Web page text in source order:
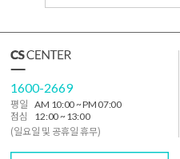
1600-2669
평일
AM 10:00 ~ PM 07:00
점심
12:00 ~ 13:00
(일요일 및 공휴일 휴무)